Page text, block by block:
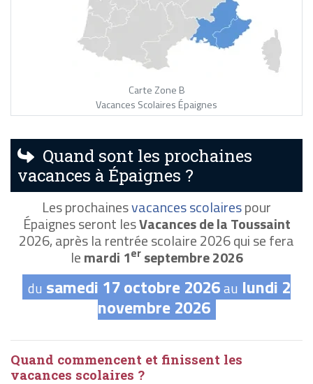
Carte Zone B
Vacances Scolaires Épaignes
Quand sont les prochaines
vacances à Épaignes ?
Les prochainesvacances scolairespour
Épaignes seront lesVacances de la Toussaint
2026, après la rentrée scolaire 2026 qui se fera
lemardi 1erseptembre 2026
du samedi 17 octobre 2026au lundi 2
novembre 2026
Quand commencent et finissent les
vacances scolaires ?